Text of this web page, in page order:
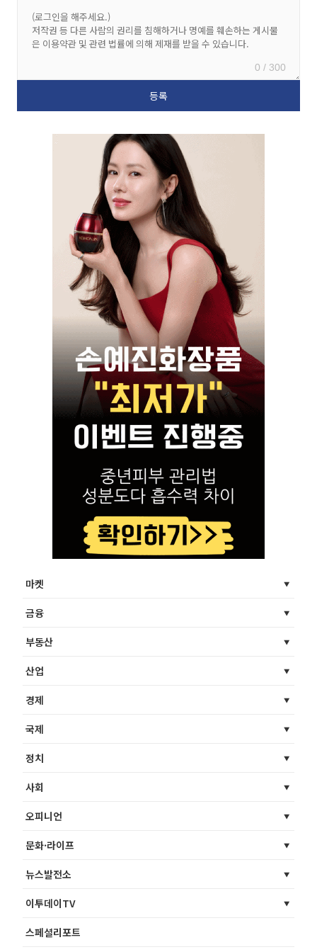
0 / 300
마켓
금융
부동산
산업
경제
국제
정치
사회
오피니언
문화·라이프
뉴스발전소
이투데이TV
스페셜리포트